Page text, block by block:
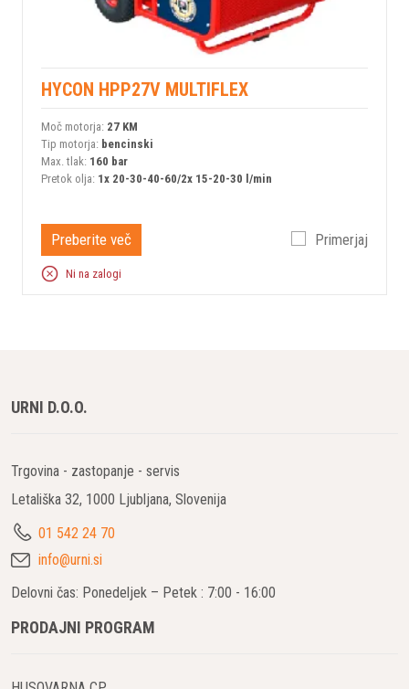
HYCON HPP27V MULTIFLEX
Moč motorja: 27 KM
Tip motorja: bencinski
Max. tlak: 160 bar
Pretok olja: 1x 20-30-40-60/2x 15-20-30 l/min
Preberite več Primerjaj
Ni na zalogi
URNI D.O.O.
Trgovina - zastopanje - servis
Letališka 32, 1000 Ljubljana, Slovenija
01 542 24 70
info@urni.si
Delovni čas: Ponedeljek – Petek : 7:00 - 16:00
PRODAJNI PROGRAM